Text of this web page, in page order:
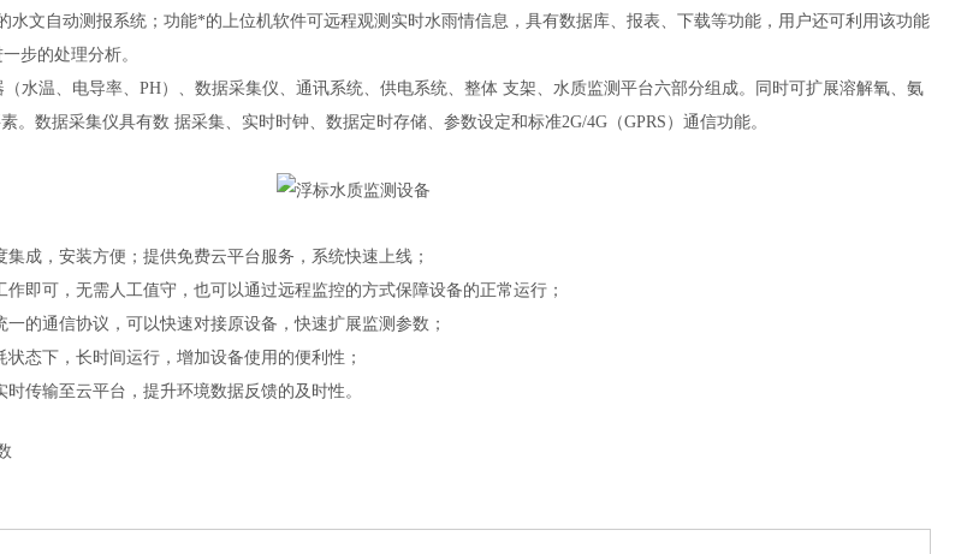
水文自动测报系统；功能*的上位机软件可远程观测实时水雨情信息，具有数据库、报表、下载等功能，用户还可利用该功能
步的处理分析。
（水温、电导率、PH）、数据采集仪、通讯系统、供电系统、整体 支架、水质监测平台六部分组成。同时可扩展溶解氧、氨
。数据采集仪具有数 据采集、实时时钟、数据定时存储、参数设定和标准2G/4G（GPRS）通信功能。
成，安装方便；提供免费云平台服务，系统快速上线；
即可，无需人工值守，也可以通过远程监控的方式保障设备的正常运行；
的通信协议，可以快速对接原设备，快速扩展监测参数；
态下，长时间运行，增加设备使用的便利性；
传输至云平台，提升环境数据反馈的及时性。